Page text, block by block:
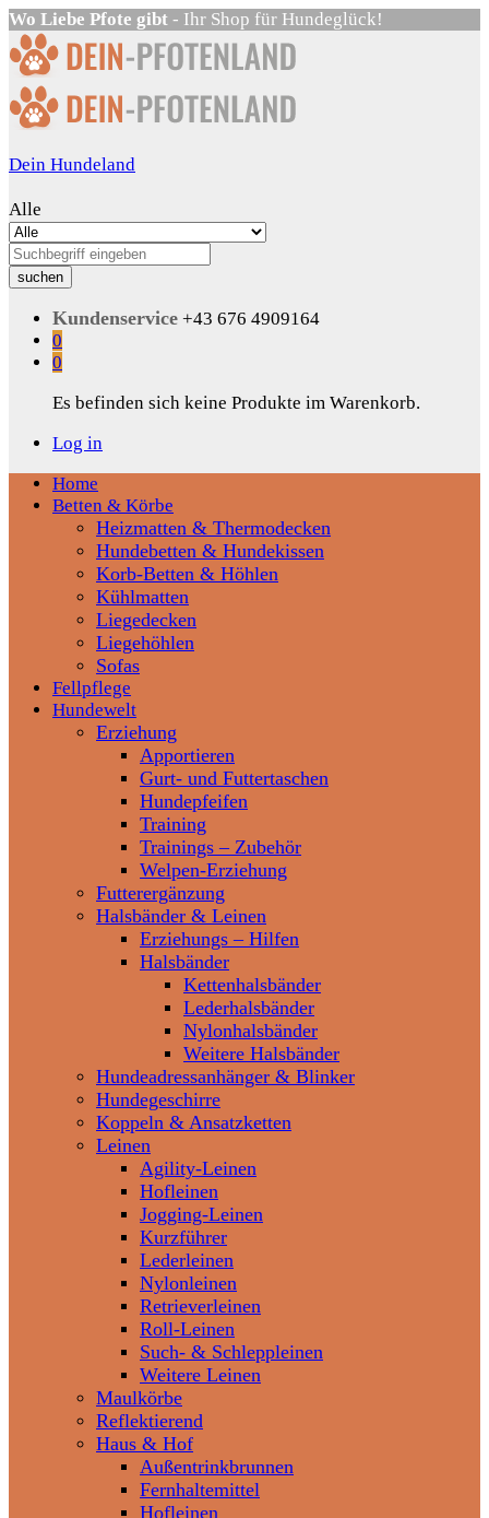
Wo Liebe Pfote gibt - Ihr Shop für Hundeglück!
Dein Hundeland
Alle
suchen
Kundenservice +43 676 4909164
0
0
Es befinden sich keine Produkte im Warenkorb.
Log in
Home
Betten & Körbe
Heizmatten & Thermodecken
Hundebetten & Hundekissen
Korb-Betten & Höhlen
Kühlmatten
Liegedecken
Liegehöhlen
Sofas
Fellpflege
Hundewelt
Erziehung
Apportieren
Gurt- und Futtertaschen
Hundepfeifen
Training
Trainings – Zubehör
Welpen-Erziehung
Futterergänzung
Halsbänder & Leinen
Erziehungs – Hilfen
Halsbänder
Kettenhalsbänder
Lederhalsbänder
Nylonhalsbänder
Weitere Halsbänder
Hundeadressanhänger & Blinker
Hundegeschirre
Koppeln & Ansatzketten
Leinen
Agility-Leinen
Hofleinen
Jogging-Leinen
Kurzführer
Lederleinen
Nylonleinen
Retrieverleinen
Roll-Leinen
Such- & Schleppleinen
Weitere Leinen
Maulkörbe
Reflektierend
Haus & Hof
Außentrinkbrunnen
Fernhaltemittel
Hofleinen